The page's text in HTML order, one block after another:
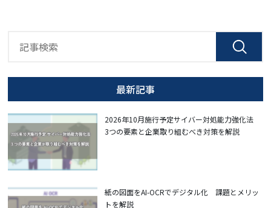
最新記事
2026年10月施行予定サイバー対処能力強化法
3つの要素と企業取り組むべき対策を解説
紙の図面をAI-OCRでデジタル化 課題とメリッ
トを解説